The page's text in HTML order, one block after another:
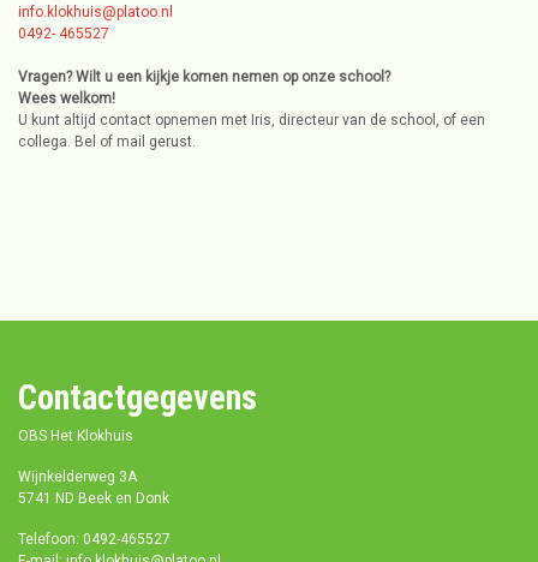
info.klokhuis@platoo.nl
0492- 465527
Vragen? Wilt u een kijkje komen nemen op onze school?
Wees welkom!
U kunt altijd contact opnemen met Iris, directeur van de school, of een
collega. Bel of mail gerust.
Contactgegevens
OBS Het Klokhuis
Wijnkelderweg 3A
5741 ND Beek en Donk
Telefoon: 0492-465527